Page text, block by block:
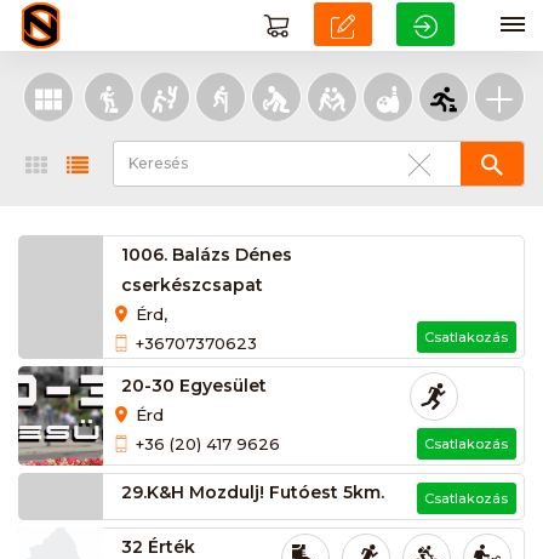
1006. Balázs Dénes
cserkészcsapat
Érd,
+36707370623
Csatlakozás
20-30 Egyesület
Érd
+36 (20) 417 9626
Csatlakozás
29.K&H Mozdulj! Futóest 5km. Csatlakozás
32 Érték